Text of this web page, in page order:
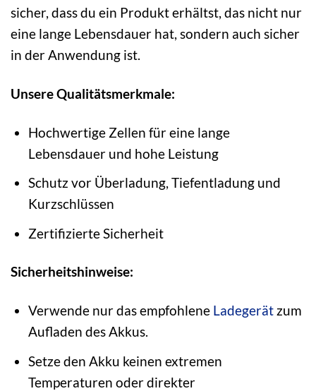
sicher, dass du ein Produkt erhältst, das nicht nur
eine lange Lebensdauer hat, sondern auch sicher
in der Anwendung ist.
Unsere Qualitätsmerkmale:
Hochwertige Zellen für eine lange
Lebensdauer und hohe Leistung
Schutz vor Überladung, Tiefentladung und
Kurzschlüssen
Zertifizierte Sicherheit
Sicherheitshinweise:
Verwende nur das empfohlene Ladegerätzum
Aufladen des Akkus.
Setze den Akku keinen extremen
Temperaturen oder direkter